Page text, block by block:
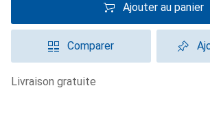
Ajouter au panier
Comparer
livraison gratuite